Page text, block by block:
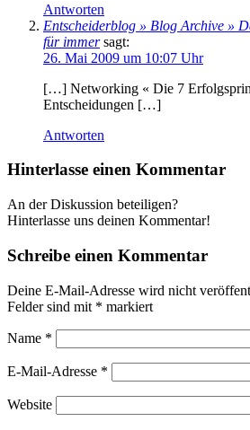
Antworten
Entscheiderblog » Blog Archive »
für immer sagt:
26. Mai 2009 um 10:07 Uhr
[…] Networking « Die 7
Entscheidungen […]
Antworten
Hinterlasse einen Kommentar
An der Diskussion beteiligen?
Hinterlasse uns deinen Kommentar!
Schreibe einen Kommentar
Deine E-Mail-Adresse wird nicht
Felder sind mit * markiert
Name *
E-Mail-Adresse *
Website